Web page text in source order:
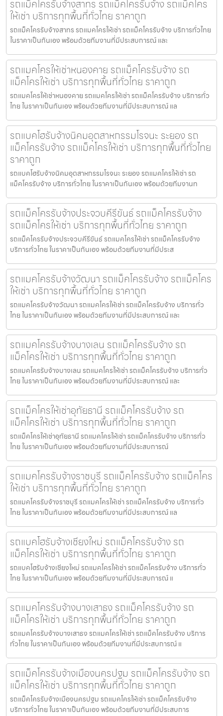
รถแม็คโครรับจ้างสาทร รถแม็คโครรับจ้าง รถแม็คโคร
ให้เช่า บริการทุกพื้นที่ทั่วไทย ราคาถูก
รถแม็คโครรับจ้างสาทร รถแมคโครให้เช่า รถแม็คโครรับจ้าง บริการทั่วไทย
ในราคาเป็นกันเอง พร้อมด้วยทีมงานที่มีประสบการณ์ และ
รถแมคโครให้เช่าหนองคาย รถแม็คโครรับจ้าง รถ
แม็คโครให้เช่า บริการทุกพื้นที่ทั่วไทย ราคาถูก
รถแมคโครให้เช่าหนองคาย รถแมคโครให้เช่า รถแม็คโครรับจ้าง บริการทั่ว
ไทย ในราคาเป็นกันเอง พร้อมด้วยทีมงานที่มีประสบการณ์ แล
รถแบคโฮรับจ้างนิคมอุตสาหกรรมโรจนะ ระยอง รถ
แม็คโครรับจ้าง รถแม็คโครให้เช่า บริการทุกพื้นที่ทั่วไทย
ราคาถูก
รถแบคโฮรับจ้างนิคมอุตสาหกรรมโรจนะ ระยอง รถแมคโครให้เช่า รถ
แม็คโครรับจ้าง บริการทั่วไทย ในราคาเป็นกันเอง พร้อมด้วยทีมงานท
รถแม็คโครรับจ้างประจวบคีรีขันธ์ รถแม็คโครรับจ้าง
รถแม็คโครให้เช่า บริการทุกพื้นที่ทั่วไทย ราคาถูก
รถแม็คโครรับจ้างประจวบคีรีขันธ์ รถแมคโครให้เช่า รถแม็คโครรับจ้าง
บริการทั่วไทย ในราคาเป็นกันเอง พร้อมด้วยทีมงานที่มีประส
รถแมคโครรับจ้างวัฒนา รถแม็คโครรับจ้าง รถแม็คโคร
ให้เช่า บริการทุกพื้นที่ทั่วไทย ราคาถูก
รถแมคโครรับจ้างวัฒนา รถแมคโครให้เช่า รถแม็คโครรับจ้าง บริการทั่ว
ไทย ในราคาเป็นกันเอง พร้อมด้วยทีมงานที่มีประสบการณ์ และ
รถแมคโครรับจ้างบางเลน รถแม็คโครรับจ้าง รถ
แม็คโครให้เช่า บริการทุกพื้นที่ทั่วไทย ราคาถูก
รถแมคโครรับจ้างบางเลน รถแมคโครให้เช่า รถแม็คโครรับจ้าง บริการทั่ว
ไทย ในราคาเป็นกันเอง พร้อมด้วยทีมงานที่มีประสบการณ์ และ
รถแม็คโครให้เช่าอุทัยธานี รถแม็คโครรับจ้าง รถ
แม็คโครให้เช่า บริการทุกพื้นที่ทั่วไทย ราคาถูก
รถแม็คโครให้เช่าอุทัยธานี รถแมคโครให้เช่า รถแม็คโครรับจ้าง บริการทั่ว
ไทย ในราคาเป็นกันเอง พร้อมด้วยทีมงานที่มีประสบการณ์
รถแมคโครรับจ้างราชบุรี รถแม็คโครรับจ้าง รถแม็คโคร
ให้เช่า บริการทุกพื้นที่ทั่วไทย ราคาถูก
รถแมคโครรับจ้างราชบุรี รถแมคโครให้เช่า รถแม็คโครรับจ้าง บริการทั่ว
ไทย ในราคาเป็นกันเอง พร้อมด้วยทีมงานที่มีประสบการณ์ แล
รถแบคโฮรับจ้างเชียงใหม่ รถแม็คโครรับจ้าง รถ
แม็คโครให้เช่า บริการทุกพื้นที่ทั่วไทย ราคาถูก
รถแบคโฮรับจ้างเชียงใหม่ รถแมคโครให้เช่า รถแม็คโครรับจ้าง บริการทั่ว
ไทย ในราคาเป็นกันเอง พร้อมด้วยทีมงานที่มีประสบการณ์ แ
รถแมคโครรับจ้างบางเสาธง รถแม็คโครรับจ้าง รถ
แม็คโครให้เช่า บริการทุกพื้นที่ทั่วไทย ราคาถูก
รถแมคโครรับจ้างบางเสาธง รถแมคโครให้เช่า รถแม็คโครรับจ้าง บริการ
ทั่วไทย ในราคาเป็นกันเอง พร้อมด้วยทีมงานที่มีประสบการณ์ แ
รถแม็คโครรับจ้างเมืองนครปฐม รถแม็คโครรับจ้าง รถ
แม็คโครให้เช่า บริการทุกพื้นที่ทั่วไทย ราคาถูก
รถแม็คโครรับจ้างเมืองนครปฐม รถแมคโครให้เช่า รถแม็คโครรับจ้าง
บริการทั่วไทย ในราคาเป็นกันเอง พร้อมด้วยทีมงานที่มีประสบการ